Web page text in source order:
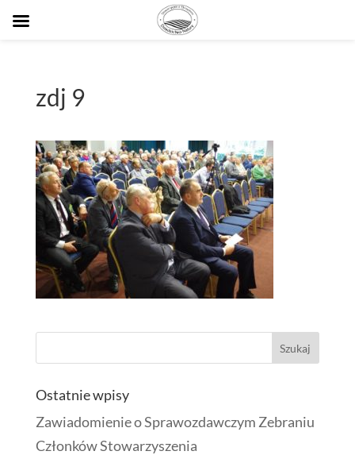
zdj 9
Ostatnie wpisy
Zawiadomienie o Sprawozdawczym Zebraniu
Członków Stowarzyszenia